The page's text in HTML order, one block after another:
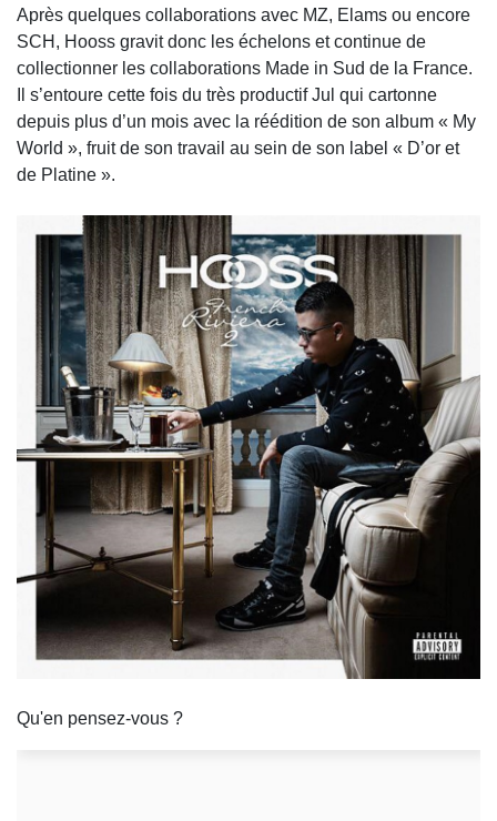
Après quelques collaborations avec MZ, Elams ou encore
SCH, Hooss gravit donc les échelons et continue de
collectionner les collaborations Made in Sud de la France.
Il s’entoure cette fois du très productif Jul qui cartonne
depuis plus d’un mois avec la réédition de son album « My
World », fruit de son travail au sein de son label « D’or et
de Platine ».
Qu'en pensez-vous ?